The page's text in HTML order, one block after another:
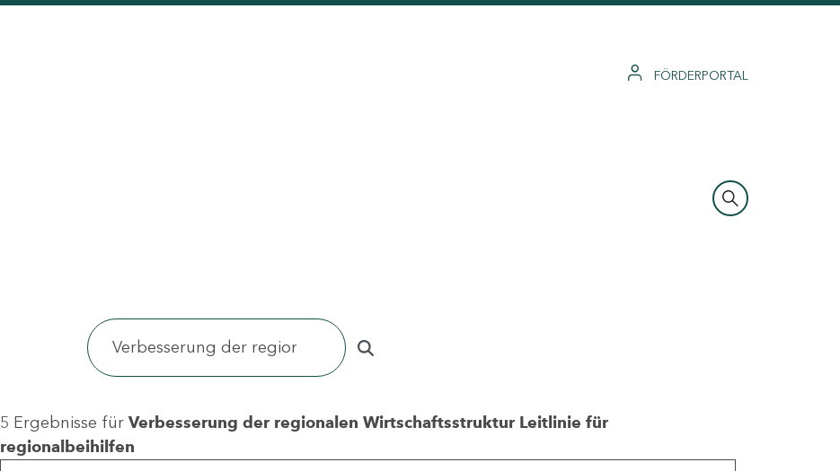
FÖRDERPORTAL
5 Ergebnisse für Verbesserung der regionalen Wirtschaftsstruktur Leitlinie für
regionalbeihilfen